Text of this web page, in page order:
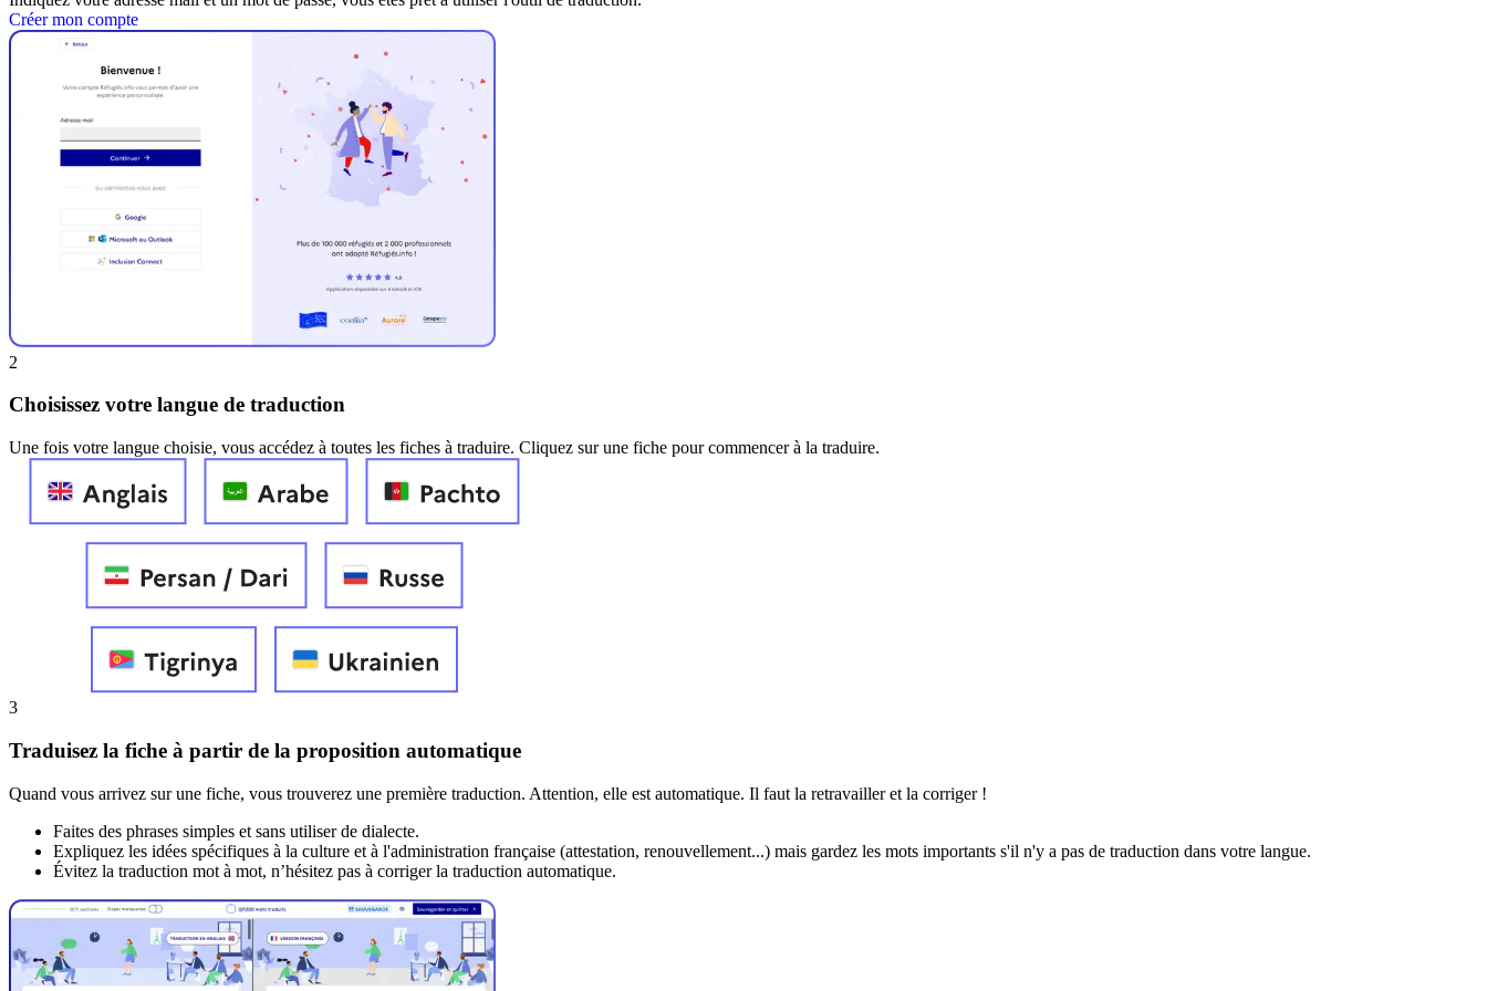
Créer mon compte
2
Choisissez votre langue de traduction
Une fois votre langue choisie, vous accédez à toutes les fiches à traduire. Cliquez sur une fiche pour commencer à la traduire.
3
Traduisez la fiche à partir de la proposition automatique
Quand vous arrivez sur une fiche, vous trouverez une première traduction. Attention, elle est automatique. Il faut la retravailler et la corriger !
Faites des phrases simples et sans utiliser de dialecte.
Expliquez les idées spécifiques à la culture et à l'administration française (attestation, renouvellement...) mais gardez les mots importants s'il n'y a pas de traduction dans votre langue.
Évitez la traduction mot à mot, n’hésitez pas à corriger la traduction automatique.